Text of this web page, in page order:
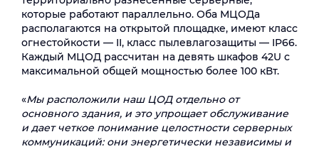
которые работают параллельно. Оба МЦОДа
располагаются на открытой площадке, имеют класс
огнестойкости — II, класс пылевлагозащиты — IP66.
Каждый МЦОД рассчитан на девять шкафов 42U с
максимальной общей мощностью более 100 кВт.
«Мы расположили наш ЦОД отдельно от
основного здания, и это упрощает обслуживание
и дает четкое понимание целостности серверных
коммуникаций: они энергетически независимы и